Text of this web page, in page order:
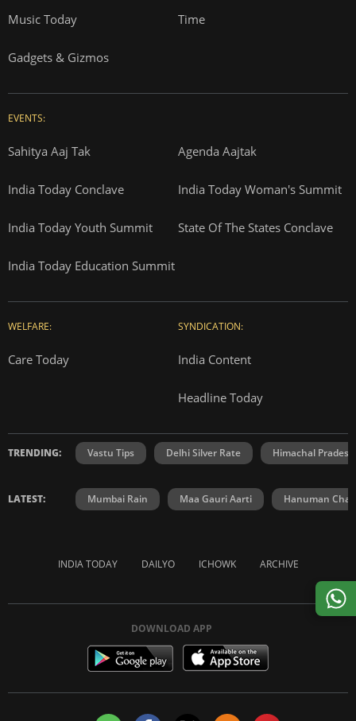
Music Today Time
Gadgets & Gizmos
EVENTS:
Sahitya Aaj Tak Agenda Aajtak
India Today Conclave India Today Woman's Summit
India Today Youth Summit State Of The States Conclave
India Today Education Summit
WELFARE:
Care Today
SYNDICATION:
India Content
Headline Today
TRENDING: Vastu Tips Delhi Silver Rate Himachal
LATEST: Mumbai Rain Maa Gauri Aarti Hanuman
INDIA TODAY DAILYO ICHOWK ARCHIVE
DOWNLOAD APP